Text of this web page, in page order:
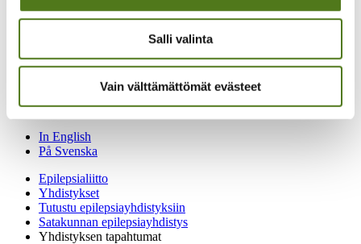
Salli valinta
Vain välttämättömät evästeet
Kurssien tietosuojaseloste
Kannatusjäsenrekisterin tietosuojaseloste
Uutiskirjeen tietosuojaseloste
Saavutettavuusseloste
Yhteystiedot
Laskutusosoitteet
Yhdistysten yhteystiedot
In English
På Svenska
Epilepsialiitto
Yhdistykset
Tutustu epilepsiayhdistyksiin
Satakunnan epilepsiayhdistys
Yhdistyksen tapahtumat